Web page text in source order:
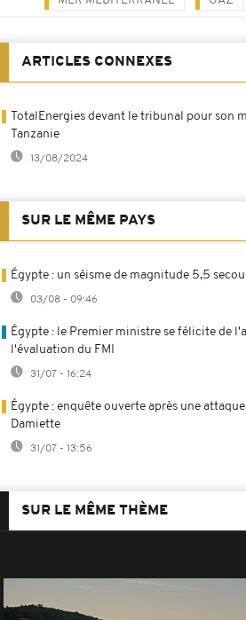
ARTICLES CONNEXES
TotalEnergies devant le tribunal pour son
Tanzanie
13/08/2024
SUR LE MÊME PAYS
Égypte : un séisme de magnitude 5,5
03/08 - 09:46
Égypte : le Premier ministre se félicite de
l'évaluation du FMI
31/07 - 16:24
Égypte : enquête ouverte après une
Damiette
31/07 - 13:56
SUR LE MÊME THÈME